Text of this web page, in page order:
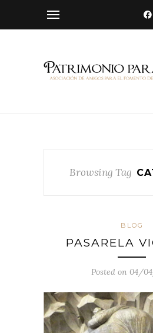
Browsing Tag
BLOG
PASARELA
Posted on 04/